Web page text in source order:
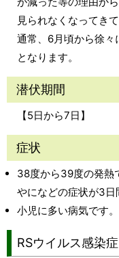
見られなくなってきて
通常、6月頃から徐々
となります。
潜伏期間
【5日から7日】
症状
38度から39度の発熱
やになどの症状が3日
小児に多い病気です。
RSウイルス感染症